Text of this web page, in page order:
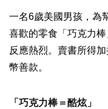
一名6歲美國男孩，為
喜歡的零食「巧克力
反應熱烈。賣書所得
幣善款。
「巧克力棒＝酷炫」